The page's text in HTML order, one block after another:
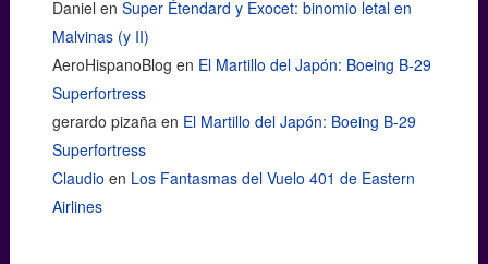
Daniel en Super Étendard y Exocet: binomio letal en
Malvinas (y II)
AeroHispanoBlog en El Martillo del Japón: Boeing B-29
Superfortress
gerardo pizaña en El Martillo del Japón: Boeing B-29
Superfortress
Claudio en Los Fantasmas del Vuelo 401 de Eastern
Airlines